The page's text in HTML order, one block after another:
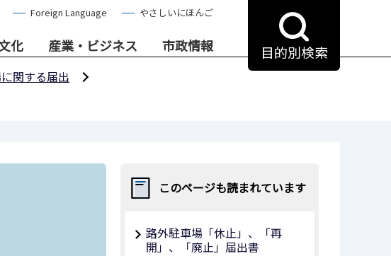
Foreign Language やさしいにほんご
化 産業・ビジネス 市政情報 目的別検索
関する届出
このページも読まれています
路外駐車場「休止」、「再
開」、「廃止」届出書